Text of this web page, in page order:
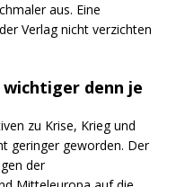
aus. Eine
Verlag nicht verzichten
denn je
zu Krise, Krieg und
geringer geworden. Der
der